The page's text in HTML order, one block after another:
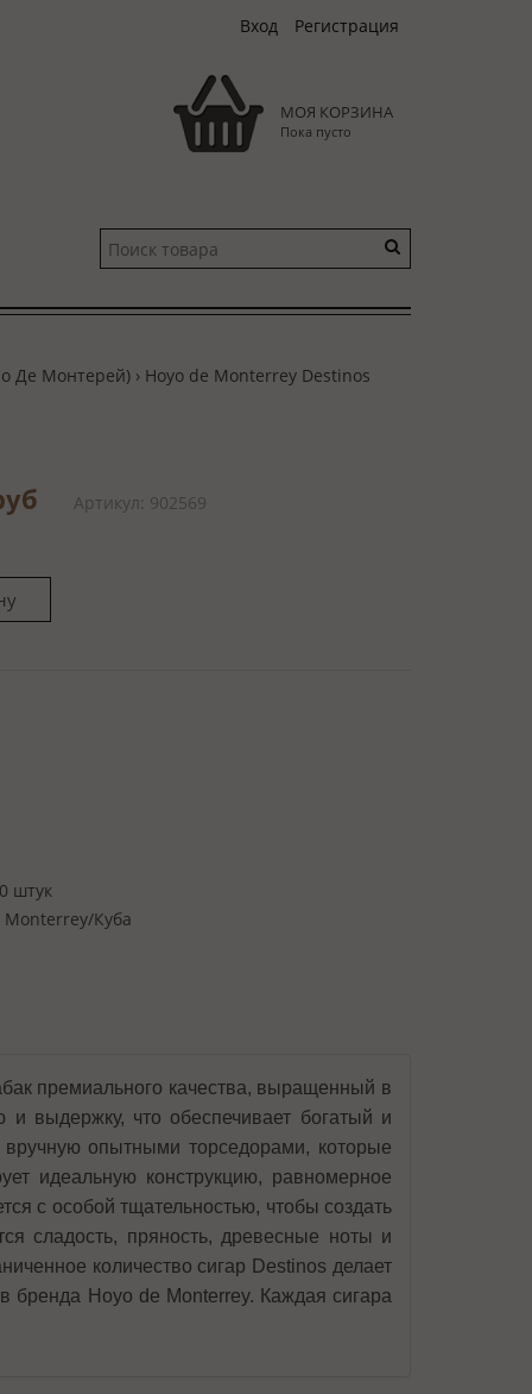
Вход Регистрация
МОЯ КОРЗИНА
Пока пусто
Де Монтерей)› Hoyo de Monterrey Destinos
Артикул: 902569
штук
Monterrey/Куба
премиального качества, выращенный в
выдержку, что обеспечивает богатый и
вручную опытными торседорами, которые
идеальную конструкцию, равномерное
с особой тщательностью, чтобы создать
сладость, пряность, древесные ноты и
количество сигар Destinos делает
бренда Hoyo de Monterrey. Каждая сигара